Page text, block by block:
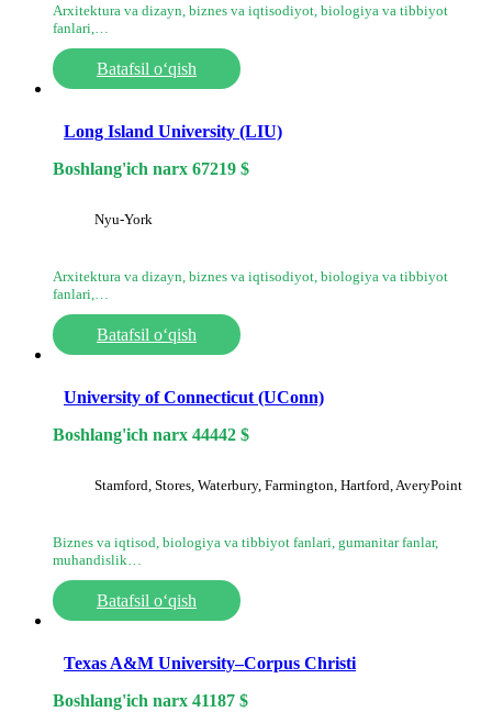
Arxitektura va dizayn, biznes va iqtisodiyot, biologiya va tibbiyot
fanlari,…
Batafsil o‘qish
Long Island University (LIU)
Boshlang'ich narx 67219 $
Nyu-York
Arxitektura va dizayn, biznes va iqtisodiyot, biologiya va tibbiyot
fanlari,…
Batafsil o‘qish
University of Connecticut (UConn)
Boshlang'ich narx 44442 $
Stamford, Stores, Waterbury, Farmington, Hartford, AveryPoint
Biznes va iqtisod, biologiya va tibbiyot fanlari, gumanitar fanlar,
muhandislik…
Batafsil o‘qish
Texas A&M University–Corpus Christi
Boshlang'ich narx 41187 $